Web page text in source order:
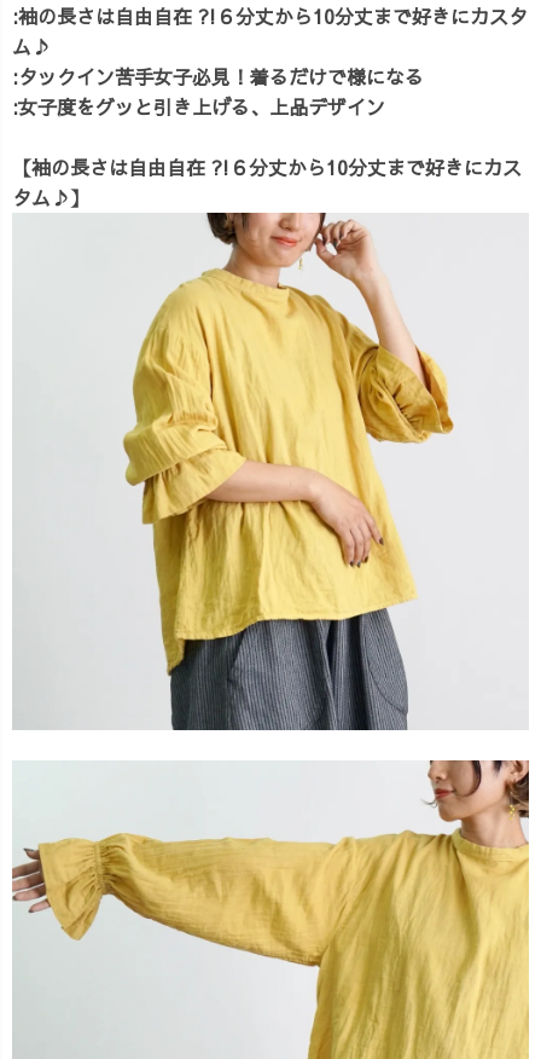
:袖の長さは自由自在 ?!６分丈から10分丈まで好きにカスタ
ム♪
:タックイン苦手女子必見！着るだけで様になる
:女子度をグッと引き上げる、上品デザイン
【袖の長さは自由自在 ?!６分丈から10分丈まで好きにカス
タム♪】